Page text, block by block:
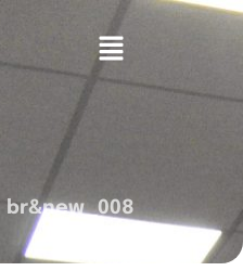
br&new_008